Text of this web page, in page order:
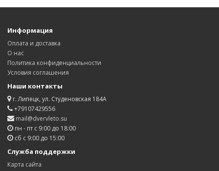
Информация
Оплата и доставка
О нас
Политика конфиденциальности
Условия соглашения
Наши контакты
г. Липецк, ул. Студеновская 184А
+79107429556
mail@dvervleto.su
пн - пт с 9:00 до 18:00
сб с 9:00 до 15:00
Служба поддержки
Карта сайта